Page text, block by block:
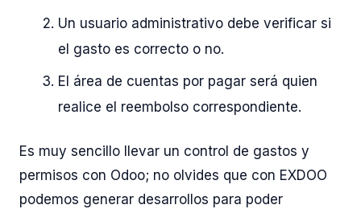
Un usuario administrativo debe verificar si
el gasto es correcto o no.
El área de cuentas por pagar será quien
realice el reembolso correspondiente.
Es muy sencillo llevar un control de gastos y
permisos con Odoo; no olvides que con EXDOO
podemos generar desarrollos para poder